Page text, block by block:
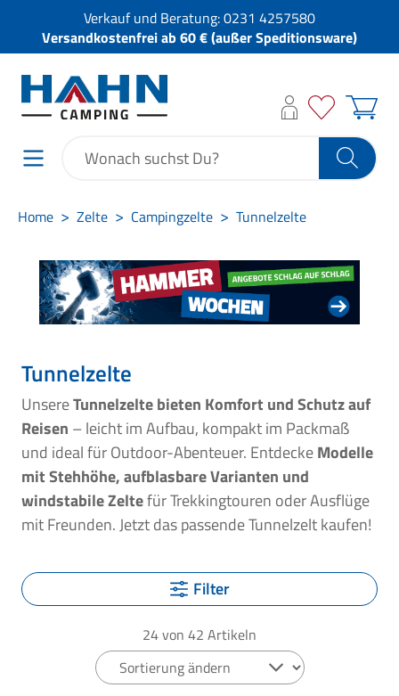
Verkauf und Beratung:0231 4257580
Versandkostenfrei ab 60 € (außer Speditionsware)
Home Zelte Campingzelte Tunnelzelte
Tunnelzelte
UnsereTunnelzelte bieten Komfort und Schutz auf
Reisen – leicht im Aufbau, kompakt im Packmaß
und ideal für Outdoor-Abenteuer. EntdeckeModelle
mit Stehhöhe, aufblasbare Varianten und
windstabile Zeltefür Trekkingtouren oder Ausflüge
mit Freunden. Jetzt das passende Tunnelzelt kaufen!
Filter
24von 42 Artikeln